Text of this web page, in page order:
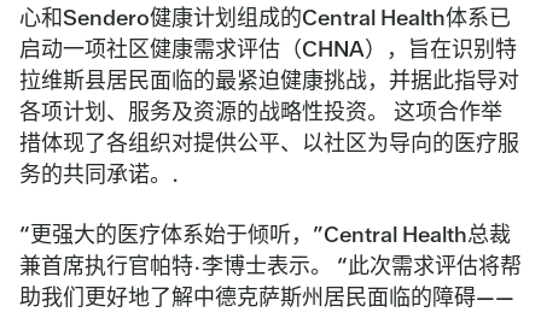
心和Sendero健康计划组成的Central Health体系已
启动一项社区健康需求评估（CHNA），旨在识别特
拉维斯县居民面临的最紧迫健康挑战，并据此指导对
各项计划、服务及资源的战略性投资。 这项合作举
措体现了各组织对提供公平、以社区为导向的医疗服
务的共同承诺。.
“更强大的医疗体系始于倾听，”Central Health总裁
兼首席执行官帕特·李博士表示。 “此次需求评估将帮
助我们更好地了解中德克萨斯州居民面临的障碍——